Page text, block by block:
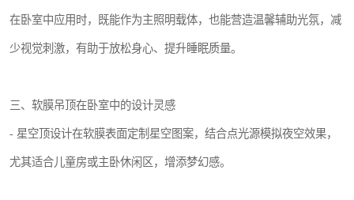
在卧室中应用时，既能作为主照明载体，也能营造温馨辅助光氛，减
少视觉刺激，有助于放松身心、提升睡眠质量。
三、软膜吊顶在卧室中的设计灵感
- 星空顶设计在软膜表面定制星空图案，结合点光源模拟夜空效果，
尤其适合儿童房或主卧休闲区，增添梦幻感。